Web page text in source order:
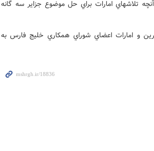
تلاشهاي امارات براي حل موضوع جزاير سه گانه
و امارات اعضاي شوراي همکاري خليج فارس به